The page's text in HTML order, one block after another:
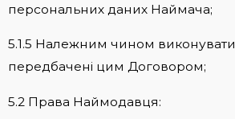
персональних даних Наймача;
5.1.5 Належним чином виконувати
передбачені цим Договором;
5.2 Права Наймодавця: